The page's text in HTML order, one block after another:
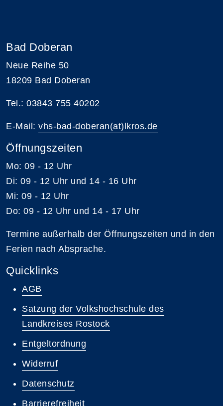
Bad Doberan
Neue Reihe 50
18209 Bad Doberan
Tel.: 03843 755 40202
E-Mail: vhs-bad-doberan(at)lkros.de
Öffnungszeiten
Mo: 09 - 12 Uhr
Di: 09 - 12 Uhr und 14 - 16 Uhr
Mi: 09 - 12 Uhr
Do: 09 - 12 Uhr und 14 - 17 Uhr
Termine außerhalb der Öffnungszeiten und in den
Ferien nach Absprache.
Quicklinks
AGB
Satzung der Volkshochschule des
Landkreises Rostock
Entgeltordnung
Widerruf
Datenschutz
Barrierefreiheit